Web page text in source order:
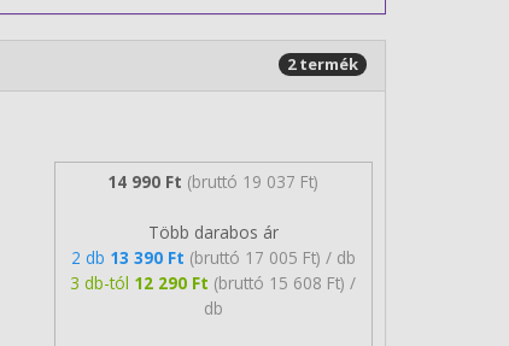
2 termék
14 990 Ft (bruttó 19 037 Ft)
Több darabos ár
2 db 13 390 Ft (bruttó 17 005 Ft) / db
3 db-tól 12 290 Ft (bruttó 15 608 Ft) /
db